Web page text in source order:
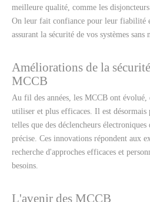
meilleure qualité, comme les
On leur fait confiance pour leur fiabilité
assurant la sécurité de vos systèmes sans
Améliorations de la
MCCB
Au fil des années, les MCCB ont évolué,
utiliser et plus efficaces. Il est désormais
telles que des déclencheurs
précise. Ces innovations répondent aux
recherche d'approches efficaces et
besoins.
L'avenir des MCCB